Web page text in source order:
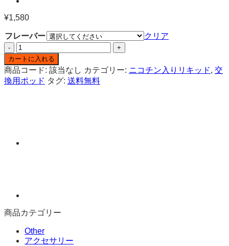
¥1,580
フレーバー
クリア
Vazer
one
ポ
ッ
ド
交
換
用
ポ
ッ
カートに入れる
商品コード: 該当なし カテゴリー: ニコチン入りリキッド, 交
換用ポッド タグ: 送料無料
商品カテゴリー
Other
アクセサリー